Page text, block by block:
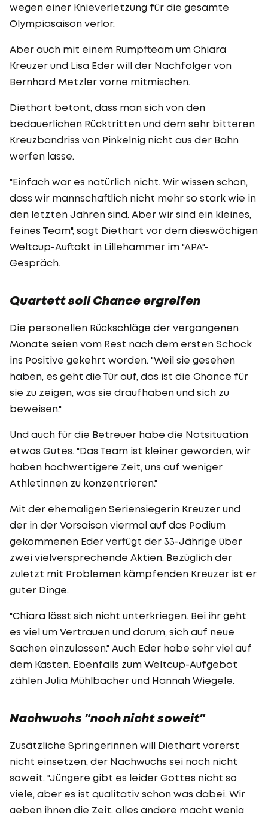
wegen einer Knieverletzung für die gesamte
Olympiasaison verlor.
Aber auch mit einem Rumpfteam um Chiara
Kreuzer und Lisa Eder will der Nachfolger von
Bernhard Metzler vorne mitmischen.
Diethart betont, dass man sich von den
bedauerlichen Rücktritten und dem sehr bitteren
Kreuzbandriss von Pinkelnig nicht aus der Bahn
werfen lasse.
"Einfach war es natürlich nicht. Wir wissen schon,
dass wir mannschaftlich nicht mehr so stark wie in
den letzten Jahren sind. Aber wir sind ein kleines,
feines Team", sagt Diethart vor dem dieswöchigen
Weltcup-Auftakt in Lillehammer im "APA"-
Gespräch.
Quartett soll Chance ergreifen
Die personellen Rückschläge der vergangenen
Monate seien vom Rest nach dem ersten Schock
ins Positive gekehrt worden. "Weil sie gesehen
haben, es geht die Tür auf, das ist die Chance für
sie zu zeigen, was sie draufhaben und sich zu
beweisen."
Und auch für die Betreuer habe die Notsituation
etwas Gutes. "Das Team ist kleiner geworden, wir
haben hochwertigere Zeit, uns auf weniger
Athletinnen zu konzentrieren."
Mit der ehemaligen Seriensiegerin Kreuzer und
der in der Vorsaison viermal auf das Podium
gekommenen Eder verfügt der 33-Jährige über
zwei vielversprechende Aktien. Bezüglich der
zuletzt mit Problemen kämpfenden Kreuzer ist er
guter Dinge.
"Chiara lässt sich nicht unterkriegen. Bei ihr geht
es viel um Vertrauen und darum, sich auf neue
Sachen einzulassen." Auch Eder habe sehr viel auf
dem Kasten. Ebenfalls zum Weltcup-Aufgebot
zählen Julia Mühlbacher und Hannah Wiegele.
Nachwuchs "noch nicht soweit"
Zusätzliche Springerinnen will Diethart vorerst
nicht einsetzen, der Nachwuchs sei noch nicht
soweit. "Jüngere gibt es leider Gottes nicht so
viele, aber es ist qualitativ schon was dabei. Wir
geben ihnen die Zeit, alles andere macht wenig